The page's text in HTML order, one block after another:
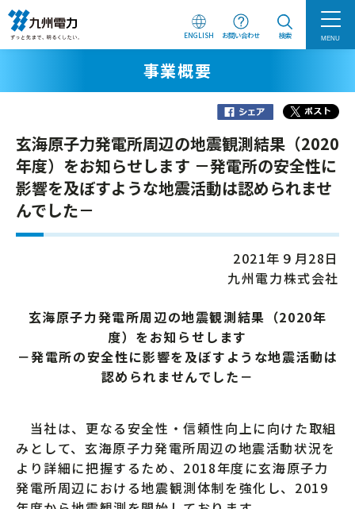
ENGLISH お問い合わせ 検索 MENU
事業概要
玄海原子力発電所周辺の地震観測結果（2020
年度）をお知らせします －発電所の安全性に
影響を及ぼすような地震活動は認められませ
んでした－
2021年９月28日
九州電力株式会社
玄海原子力発電所周辺の地震観測結果（2020年
度）をお知らせします
－発電所の安全性に影響を及ぼすような地震活動は
認められませんでした－
当社は、更なる安全性・信頼性向上に向けた取組
みとして、玄海原子力発電所周辺の地震活動状況を
より詳細に把握するため、2018年度に玄海原子力
発電所周辺における地震観測体制を強化し、2019